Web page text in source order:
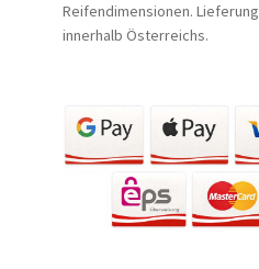
Reifendimensionen. Lieferung
innerhalb Österreichs.